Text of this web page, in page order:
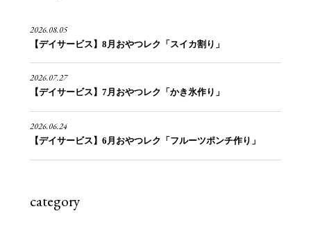
2026.08.05
【デイサービス】8月おやつレク「スイカ割り」
2026.07.27
【デイサービス】7月おやつレク「かき氷作り」
2026.06.24
【デイサービス】6月おやつレク「フルーツポンチ作り」
category